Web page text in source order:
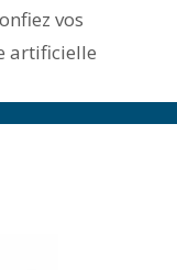
vos
artificielle